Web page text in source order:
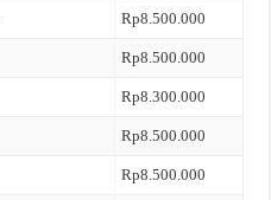
Rp8.500.000
Rp8.500.000
Rp8.300.000
Rp8.500.000
Rp8.500.000